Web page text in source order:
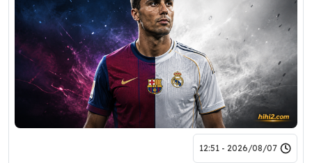
2026/08/07 - 12:51